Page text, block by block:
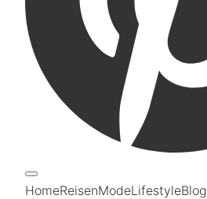
HomeReisenModeLifestyleBlog